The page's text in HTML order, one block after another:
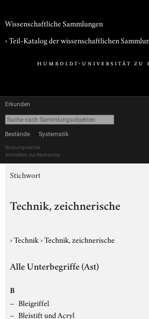
Wissenschaftliche Sammlungen
› Teil-Katalog der wissenschaftlichen
Erkunden
Bestände Systematik
Nutzungsrechte
Anmelden zur Recherche
Stichwort
Technik, zeichnerische
›Technik›Technik, zeichnerische
Alle Unterbegriffe (Ast)
B
Bleigriffel
Bleistift und Acryl